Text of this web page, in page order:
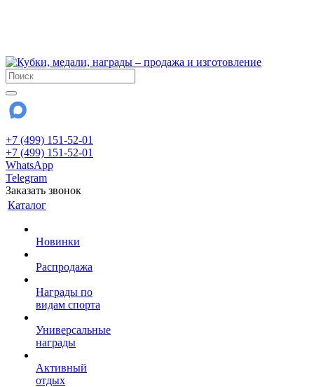
+7 (499) 151-52-01
+7 (499) 151-52-01
WhatsApp
Telegram
Заказать звонок
Каталог
Новинки
Распродажа
Награды по
видам спорта
Универсальные
награды
Активный
отдых